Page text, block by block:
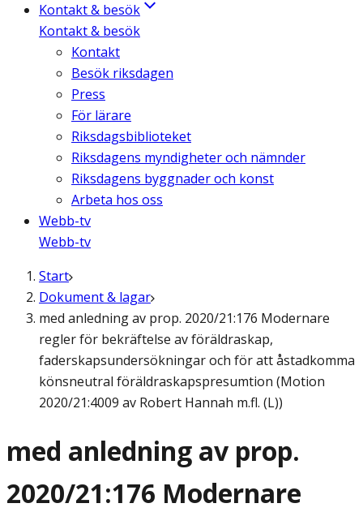
Kontakt & besök
Kontakt & besök
Kontakt
Besök riksdagen
Press
För lärare
Riksdagsbiblioteket
Riksdagens myndigheter och nämnder
Riksdagens byggnader och konst
Arbeta hos oss
Webb-tv
Webb-tv
Start
Dokument & lagar
med anledning av prop. 2020/21:176 Modernare
regler för bekräftelse av föräldraskap,
faderskapsundersökningar och för att åstadkomma
könsneutral föräldraskapspresumtion (Motion
2020/21:4009 av Robert Hannah m.fl. (L))
med anledning av prop.
2020/21:176 Modernare